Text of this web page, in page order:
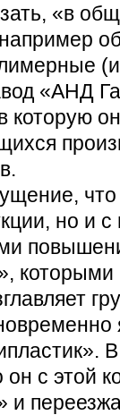
«в
«АНД
которую
но и
он с этой
и